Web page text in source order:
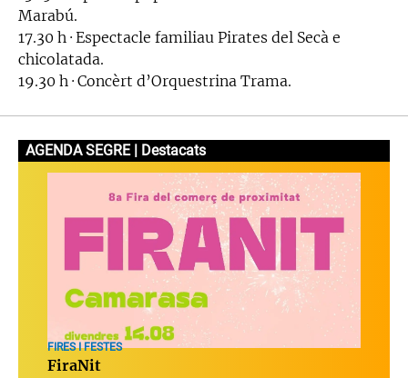
Marabú.
17.30 h · Espectacle familiau Pirates del Secà e
chicolatada.
19.30 h · Concèrt d’Orquestrina Trama.
AGENDA SEGRE | Destacats
FIRES I FESTES
FiraNit